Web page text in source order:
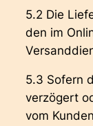
5.2 Die
den im
5.3 Sofern
verzögert
vom